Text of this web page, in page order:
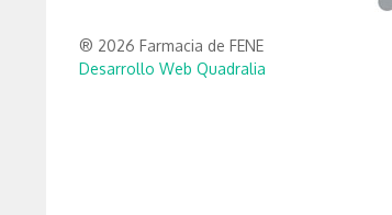
® 2026 Farmacia de FENE
Desarrollo Web Quadralia